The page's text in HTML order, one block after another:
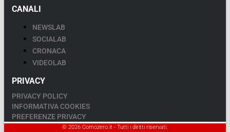
CANALI
NEWSLAB
SOCIALAB
CRONACA
VIDEOLAB
PRIVACY
PRIVACY POLICY
INFORMATIVA COOKIES
PREFERENZE PRIVACY
© 2026 Comozero.it - Tutti i diritti riservati.